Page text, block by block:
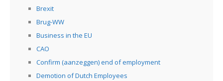
Brexit
Brug-WW
Business in the EU
CAO
Confirm (aanzeggen) end of employment
Demotion of Dutch Employees